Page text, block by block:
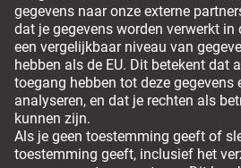
Leveropties
Om veilig te kunnen